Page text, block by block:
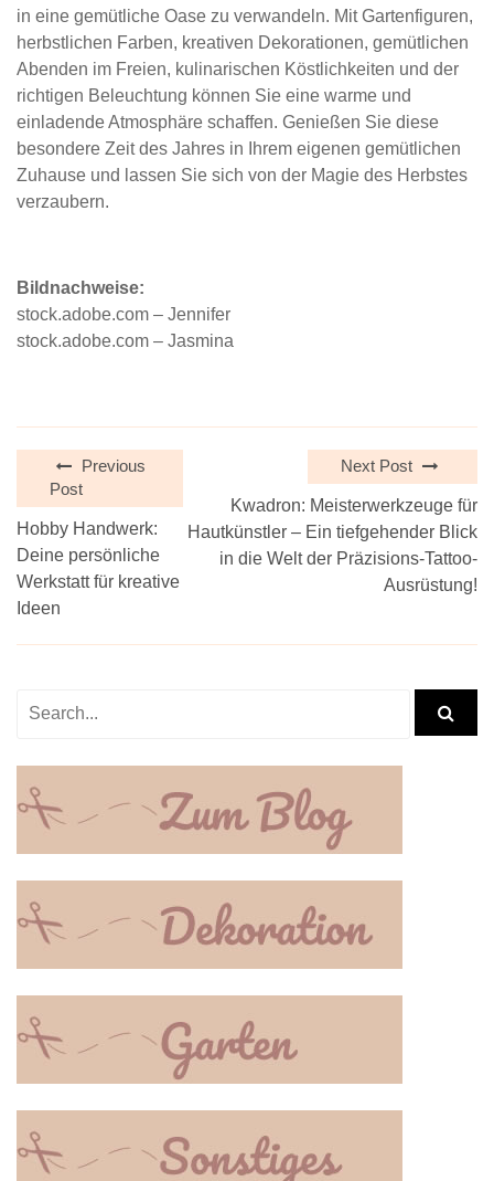
in eine gemütliche Oase zu verwandeln. Mit Gartenfiguren,
herbstlichen Farben, kreativen Dekorationen, gemütlichen
Abenden im Freien, kulinarischen Köstlichkeiten und der
richtigen Beleuchtung können Sie eine warme und
einladende Atmosphäre schaffen. Genießen Sie diese
besondere Zeit des Jahres in Ihrem eigenen gemütlichen
Zuhause und lassen Sie sich von der Magie des Herbstes
verzaubern.
Bildnachweise:
stock.adobe.com – Jennifer
stock.adobe.com – Jasmina
Previous
Post
Hobby Handwerk:
Deine persönliche
Werkstatt für kreative
Ideen
Next Post
Kwadron: Meisterwerkzeuge für
Hautkünstler – Ein tiefgehender Blick
in die Welt der Präzisions-Tattoo-
Ausrüstung!